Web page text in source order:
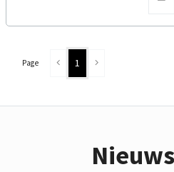
Page 1